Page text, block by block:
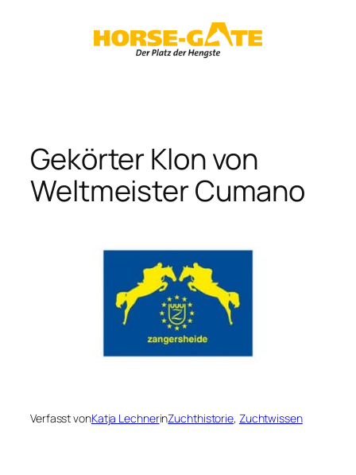
Gekörter Klon von
Weltmeister Cumano
Verfasst vonKatja LechnerinZuchthistorie, Zuchtwissen